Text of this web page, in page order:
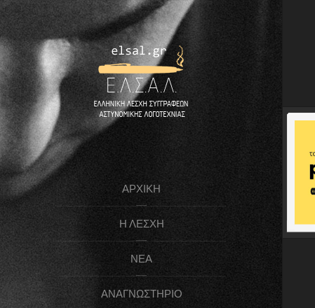
ΑΡΧΙΚΉ
Η ΛΈΣΧΗ
ΝΈΑ
ΑΝΑΓΝΩΣΤΉΡΙΟ